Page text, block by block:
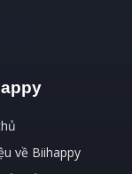
về Biihappy